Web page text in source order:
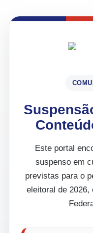
Este portal
suspenso em
previstas para o
eleitoral de 2026,